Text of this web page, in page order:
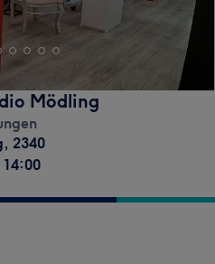
Mödling
, 2340